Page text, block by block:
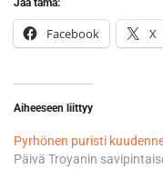
Jaa tämä:
Facebook X
Aiheeseen liittyy
Pyrhönen puristi
Päivä Troyanin